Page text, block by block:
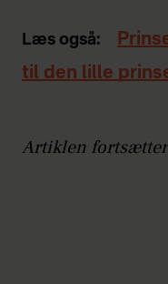
Læs også:
til den lille
Artiklen